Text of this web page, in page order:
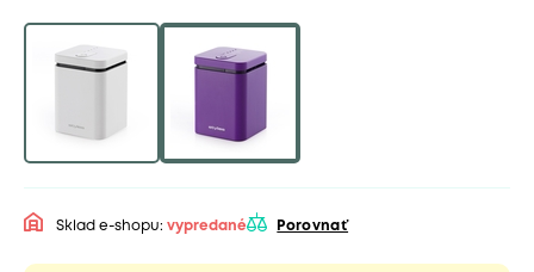
Sklad e-shopu: vypredané Porovnať